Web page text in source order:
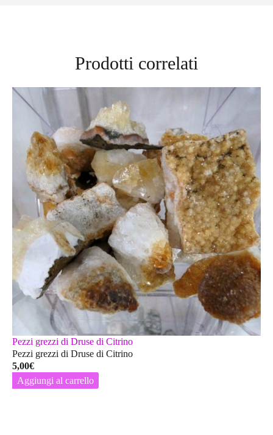
Prodotti correlati
Pezzi grezzi di Druse di Citrino
Pezzi grezzi di Druse di Citrino
5,00€
Aggiungi al carrello